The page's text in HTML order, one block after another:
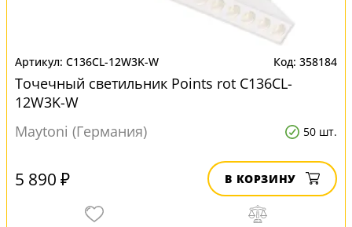
C136CL-12W3K-W 358184
Точечный светильник Points rot C136CL-
12W3K-W
Maytoni (Германия)
50 шт.
5 890 ₽ В КОРЗИНУ